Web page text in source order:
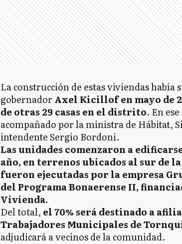
La construcción de estas viviendas había
gobernador Axel Kicillof en mayo de
de otras 29 casas en el distrito. En
acompañado por la ministra de Hábitat,
intendente Sergio Bordoni.
Las unidades comenzaron a
año, en terrenos ubicados al sur de
fueron ejecutadas por la empresa
del Programa Bonaerense II,
Vivienda.
Del total, el 70% será destinado a
Trabajadores Municipales de
adjudicará a vecinos de la comunidad.